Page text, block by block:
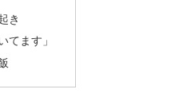
き
てます」